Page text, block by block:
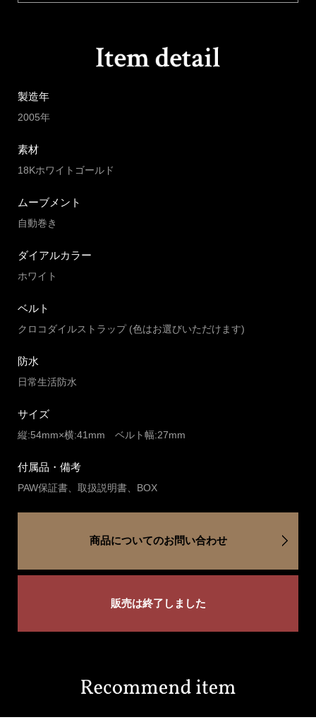
製造年
2005年
素材
18Kホワイトゴールド
ムーブメント
自動巻き
ダイアルカラー
ホワイト
ベルト
クロコダイルストラップ (色はお選びいただけます)
防水
日常生活防水
サイズ
縦:54mm×横:41mm ベルト幅:27mm
付属品・備考
PAW保証書、取扱説明書、BOX
商品についてのお問い合わせ
販売は終了しました